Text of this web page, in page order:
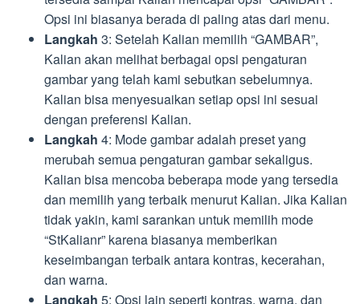
Opsi ini biasanya berada di paling atas dari menu.
Langkah 3: Setelah Kalian memilih “GAMBAR”,
Kalian akan melihat berbagai opsi pengaturan
gambar yang telah kami sebutkan sebelumnya.
Kalian bisa menyesuaikan setiap opsi ini sesuai
dengan preferensi Kalian.
Langkah 4: Mode gambar adalah preset yang
merubah semua pengaturan gambar sekaligus.
Kalian bisa mencoba beberapa mode yang tersedia
dan memilih yang terbaik menurut Kalian. Jika Kalian
tidak yakin, kami sarankan untuk memilih mode
“StKalianr” karena biasanya memberikan
keseimbangan terbaik antara kontras, kecerahan,
dan warna.
Langkah 5: Opsi lain seperti kontras, warna, dan